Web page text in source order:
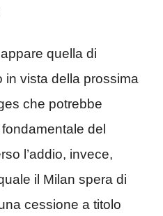
quella di
in vista della prossima
che potrebbe
del
l’addio, invece,
il Milan spera di
cessione a titolo